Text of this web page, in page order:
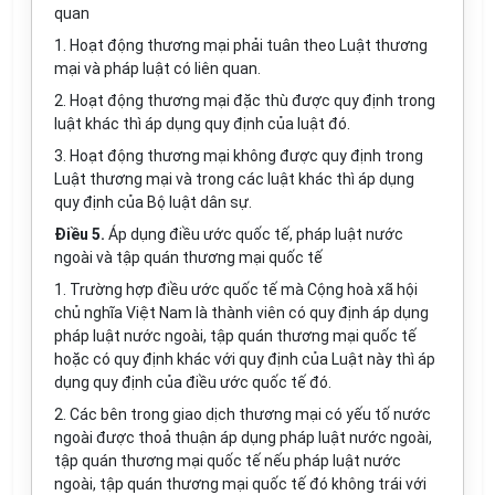
quan
1. Hoạt động thương mại phải tuân theo Luật thương
mại và pháp luật có liên quan.
2. Hoạt động thương mại đặc thù được quy định trong
luật khác thì áp dụng quy định của luật đó.
3. Hoạt động thương mại không được quy định trong
Luật thương mại và trong các luật khác thì áp dụng
quy định của Bộ luật dân sự.
Điều 5. Áp dụng điều ước quốc tế, pháp luật nước
ngoài và tập quán thương mại quốc tế
1. Trường hợp điều ước quốc tế mà Cộng hoà xã hội
chủ nghĩa Việt Nam là thành viên có quy định áp dụng
pháp luật nước ngoài, tập quán thương mại quốc tế
hoặc có quy định khác với quy định của Luật này thì áp
dụng quy định của điều ước quốc tế đó.
2. Các bên trong giao dịch thương mại có yếu tố nước
ngoài được thoả thuận áp dụng pháp luật nước ngoài,
tập quán thương mại quốc tế nếu pháp luật nước
ngoài, tập quán thương mại quốc tế đó không trái với